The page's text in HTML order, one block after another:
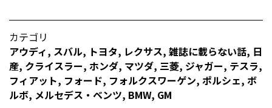
カテゴリ
アウディ, スバル, トヨタ, レクサス, 雑誌に載らない話, 日
産, クライスラー, ホンダ, マツダ, 三菱, ジャガー, テスラ,
フィアット, フォード, フォルクスワーゲン, ポルシェ, ボ
ルボ, メルセデス・ベンツ, BMW, GM